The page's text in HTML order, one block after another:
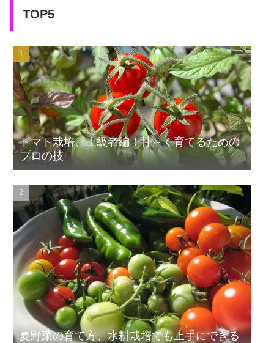
TOP5
トマト栽培、上級者編！甘～く育てるための
プロの技
夏野菜の育て方、水耕栽培でも上手にできる